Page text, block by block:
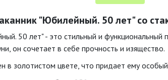
"Юбилейный. 50 лет" со
50 лет" - это стильный и
он сочетает в себе прочность и изящество.
в золотистом цвете, что придает ему